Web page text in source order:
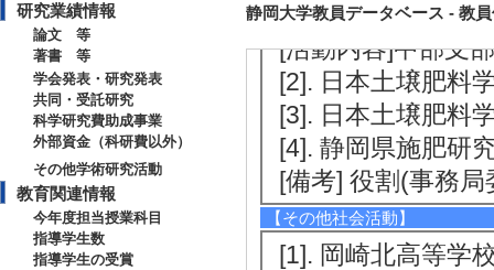
研究業績情報
論文 等
著書 等
学会発表・研究発表
共同・受託研究
科学研究費助成事業
外部資金（科研費以外）
その他学術研究活動
教育関連情報
今年度担当授業科目
指導学生数
指導学生の受賞
静岡大学教員データベース - 教
3月 )
[活動内容]中部支
[2]. 日本土壌肥料
[3]. 日本土壌肥料
[4]. 静岡県施肥研
[備考] 役割(事務局
【その他社会活動】
[1]. 岡崎北高等学